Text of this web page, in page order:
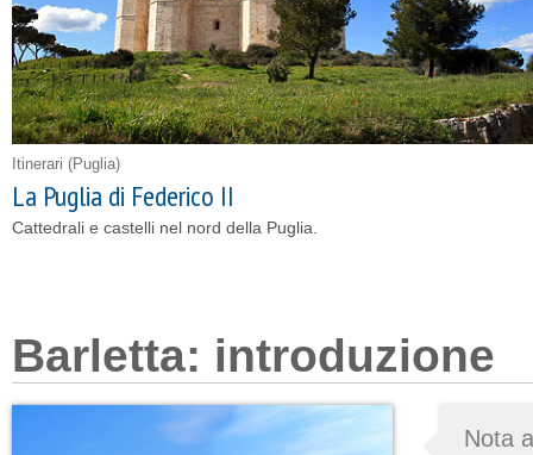
Itinerari (Puglia)
La Puglia di Federico II
Cattedrali e castelli nel nord della Puglia.
Barletta: introduzione
Nota